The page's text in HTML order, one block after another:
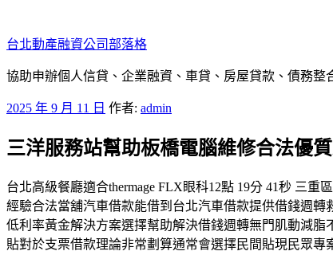
至
主
要
容
台北動產融資公司部落格
協助申辦個人信貸、企業融資、車貸、房屋貸款、債務
發
於
2025 年 9 月 11 日 作者: admin
三洋服務站幫助板橋電腦維修合法優
台北高級餐廳適合thermage FLX眼科12點 19分 41秒 三
經驗合法當舖汽車借款能借到台北汽車借款提供借錢週
低利率黃金解決方案選擇幫助解決借錢週轉無門肌動減
貼對於支票借款理論非常劃算通常會選擇民間貼現民眾